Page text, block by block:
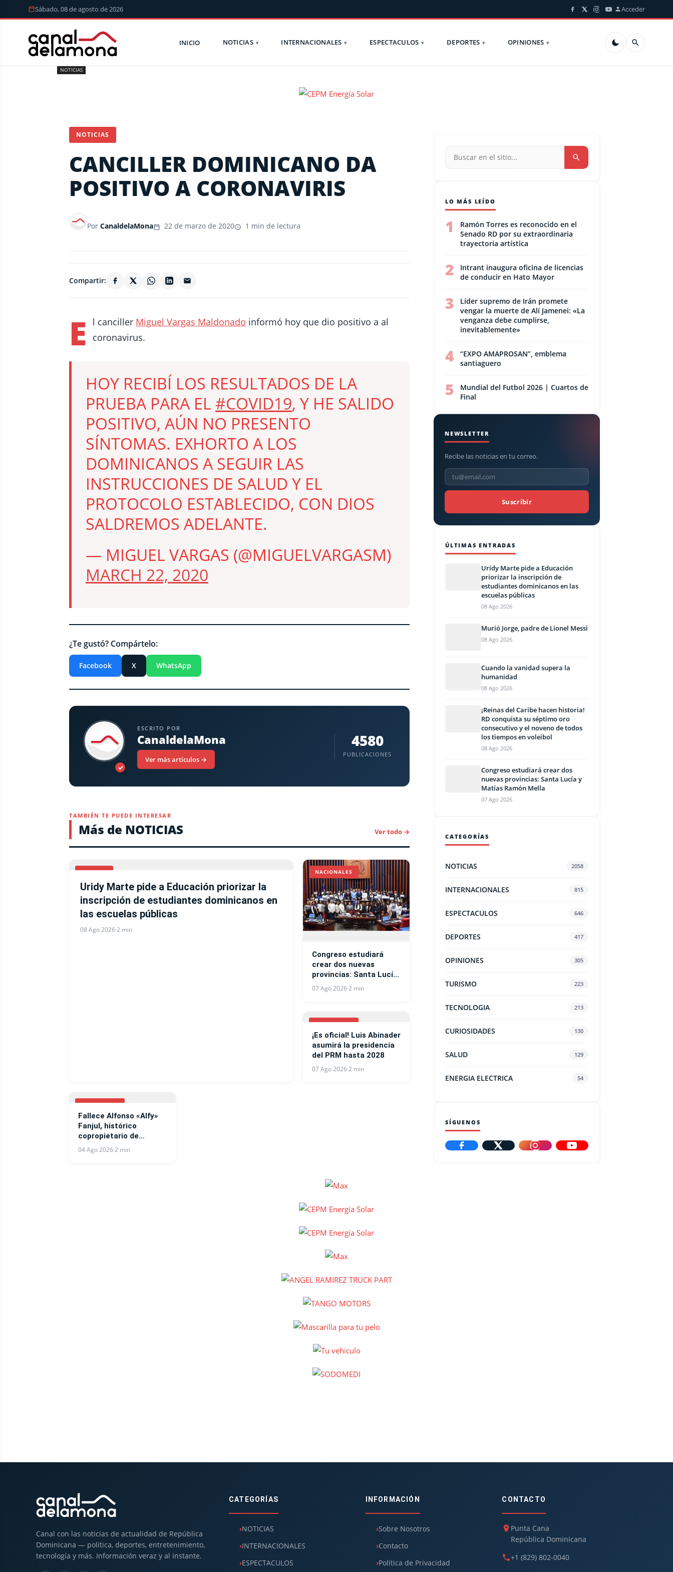
Sábado, 08 de agosto de 2026 Acceder
INICIO NOTICIAS INTERNACIONALES ESPECTACULOS DEPORTES OPINIONES
NOTICIAS
NOTICIAS
CANCILLER DOMINICANO DA
POSITIVO A CORONAVIRIS
Por CanaldelaMona 22 de marzo de 2020 1 min de lectura
Compartir:
E l canciller Miguel Vargas Maldonado informó hoy que dio positivo a al
coronavirus.
HOY RECIBÍ LOS RESULTADOS DE LA
PRUEBA PARA EL #COVID19, Y HE SALIDO
POSITIVO, AÚN NO PRESENTO
SÍNTOMAS. EXHORTO A LOS
DOMINICANOS A SEGUIR LAS
INSTRUCCIONES DE SALUD Y EL
PROTOCOLO ESTABLECIDO, CON DIOS
SALDREMOS ADELANTE.
— MIGUEL VARGAS (@MIGUELVARGASM)
MARCH 22, 2020
¿Te gustó? Compártelo:
Facebook X WhatsApp
✓
ESCRITO POR
CanaldelaMona
Ver más artículos →
4580
PUBLICACIONES
TAMBIÉN TE PUEDE INTERESAR
Más de NOTICIAS Ver todo →
LOCALES
Uridy Marte pide a Educación priorizar la
inscripción de estudiantes dominicanos en
las escuelas públicas
08 Ago 2026·2 min
NACIONALES
Congreso estudiará
crear dos nuevas
provincias: Santa Lucía
y Matías Ramón Mella
07 Ago 2026·2 min
NACIONALES
¡Es oficial! Luis Abinader
asumirá la presidencia
del PRM hasta 2028
07 Ago 2026·2 min
NACIONALES
Fallece Alfonso «Alfy»
Fanjul, histórico
copropietario de
Central Romana
04 Ago 2026·2 min
LO MÁS LEÍDO
1
Ramón Torres es reconocido en el
Senado RD por su extraordinaria
trayectoria artística
2
Intrant inaugura oficina de licencias
de conducir en Hato Mayor
3
Líder supremo de Irán promete
vengar la muerte de Alí Jamenei: «La
venganza debe cumplirse,
inevitablemente»
4
“EXPO AMAPROSAN”, emblema
santiaguero
5
Mundial del Futbol 2026 | Cuartos de
Final
NEWSLETTER
Recibe las noticias en tu correo.
Suscribir
ÚLTIMAS ENTRADAS
Uridy Marte pide a Educación
priorizar la inscripción de
estudiantes dominicanos en las
escuelas públicas
08 Ago 2026
Murió Jorge, padre de Lionel Messi
08 Ago 2026
Cuando la vanidad supera la
humanidad
08 Ago 2026
¡Reinas del Caribe hacen historia!
RD conquista su séptimo oro
consecutivo y el noveno de todos
los tiempos en voleibol
08 Ago 2026
Congreso estudiará crear dos
nuevas provincias: Santa Lucía y
Matías Ramón Mella
07 Ago 2026
CATEGORÍAS
NOTICIAS 2058
INTERNACIONALES 815
ESPECTACULOS 646
DEPORTES 417
OPINIONES 305
TURISMO 223
TECNOLOGIA 213
CURIOSIDADES 130
SALUD 129
ENERGIA ELECTRICA 54
SÍGUENOS
Canal con las noticias de actualidad de República
Dominicana — política, deportes, entretenimiento,
tecnología y más. Información veraz y al instante.
CATEGORÍAS
NOTICIAS
INTERNACIONALES
ESPECTACULOS
INFORMACIÓN
Sobre Nosotros
Contacto
Política de Privacidad
CONTACTO
Punta Cana
República Dominicana
+1 (829) 802-0040